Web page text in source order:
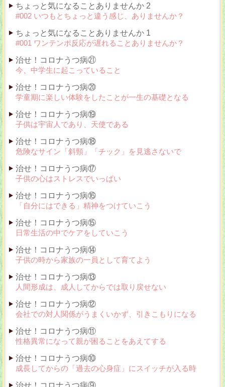
ちょっと気になることありませんか 2
#002 いつもとちょっと違う感じ、ありませんか？
ちょっと気になることありませんか 1
#001 ワンテンポ反応が遅れることありませんか？
治せ！コロナうつ病㉑
今、中学生に起こっていること
治せ！コロナうつ病⑳
学童期に楽しい体験をしたことが一生の基礎となる
治せ！コロナうつ病⑲
子供は宇宙人であり、天使である
治せ！コロナうつ病⑱
危険なサイン「斜頸」「チック」を見逃さないで
治せ！コロナうつ病⑰
子供の心はストレスでいっぱい
治せ！コロナうつ病⑯
「自分にはできる」精神をつけていこう
治せ！コロナうつ病⑮
日常生活の中でケアをしていこう
治せ！コロナうつ病⑭
子供の時から家族の一員として育てよう
治せ！コロナうつ病⑬
人間形成は、成人してからでは取り戻せない
治せ！コロナうつ病⑫
会社での対人関係がうまくいかず、引きこもりになる
治せ！コロナうつ病⑪
性格異常になって親が困ることをあえてする
治せ！コロナうつ病⑩
成長してからの「過去の心身症」にスイッチが入る時
治せ！コロナうつ病⑨